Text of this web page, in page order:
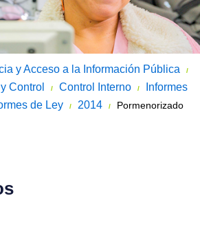
y Acceso a la Información Pública /
Control / Control Interno /
Informes
de Ley / 2014 /
Pormenorizado